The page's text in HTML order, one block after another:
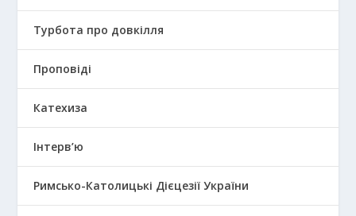
Турбота про довкілля
Проповіді
Катехиза
Інтерв’ю
Римсько-Католицькі Дієцезії України